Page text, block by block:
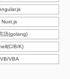
Nuxt.js
語(golang)
B/K)
VB/VBA